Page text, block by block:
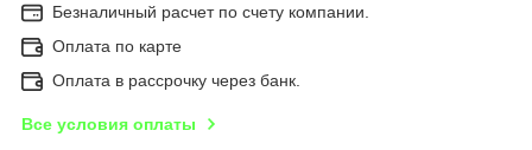
Безналичный расчет по счету компании.
Оплата по карте
Оплата в рассрочку через банк.
Все условия оплаты